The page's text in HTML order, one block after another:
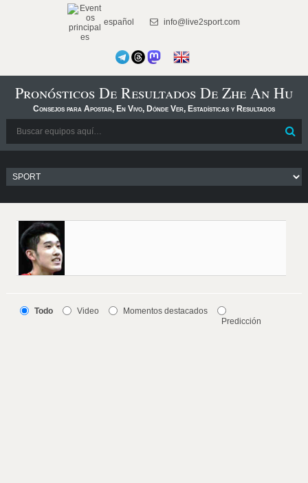
español info@live2sport.com
Pronósticos De Resultados De Zhe An Hu
Consejos para Apostar, En Vivo, Dónde Ver, Estadísticas y Resultados
Todo Video
Momentos destacados
Predicción